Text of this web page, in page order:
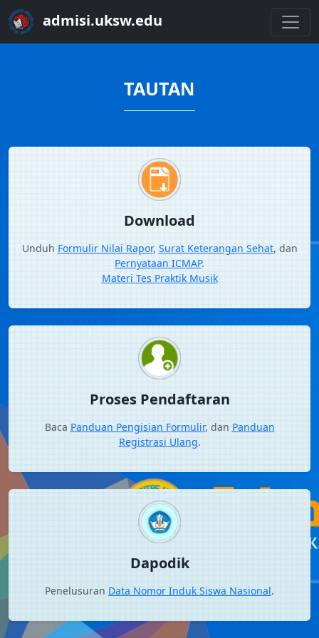
admisi.uksw.edu
TAUTAN
Download
Unduh Formulir Nilai Rapor, Surat Keterangan Sehat, dan
Pernyataan ICMAP.
Materi Tes Praktik Musik
Proses Pendaftaran
Baca Panduan Pengisian Formulir, dan Panduan
Registrasi Ulang.
Dapodik
Penelusuran Data Nomor Induk Siswa Nasional.